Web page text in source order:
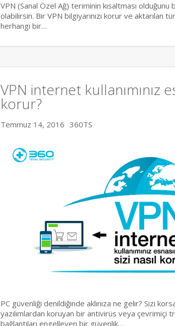
VPN (Sanal Özel Ağ) teriminin kısaltması olduğunu
olabilirsin. Bir VPN bilgiyarınızı korur ve aktarılan
herhangi bir…
VPN internet kullanımınız
korur?
Temmuz 14, 2016 360TS
PC güvenliği denildiğinde aklınıza ne gelir? Sizi
yazılımlardan koruyan bir antivirüs veya çevrimiçi
bağlantıları engelleyen bir güvenlik…